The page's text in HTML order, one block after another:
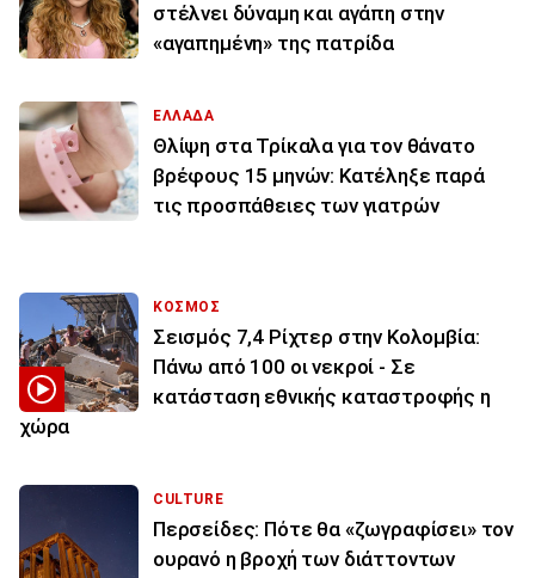
στέλνει δύναμη και αγάπη στην
«αγαπημένη» της πατρίδα
ΕΛΛΑΔΑ
Θλίψη στα Τρίκαλα για τον θάνατο
βρέφους 15 μηνών: Κατέληξε παρά
τις προσπάθειες των γιατρών
ΚΟΣΜΟΣ
Σεισμός 7,4 Ρίχτερ στην Κολομβία:
Πάνω από 100 οι νεκροί - Σε
κατάσταση εθνικής καταστροφής η
χώρα
CULTURE
Περσείδες: Πότε θα «ζωγραφίσει» τον
ουρανό η βροχή των διάττοντων